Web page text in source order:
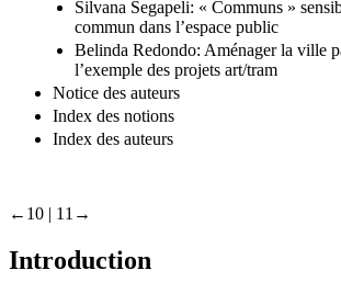
Silvana Segapeli: « Communs »
commun dans l’espace public
Belinda Redondo: Aménager la ville
l’exemple des projets art/tram
Notice des auteurs
Index des notions
Index des auteurs
←10 | 11→
Introduction